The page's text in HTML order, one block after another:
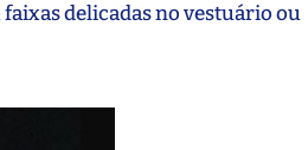
delicadas no vestuário ou